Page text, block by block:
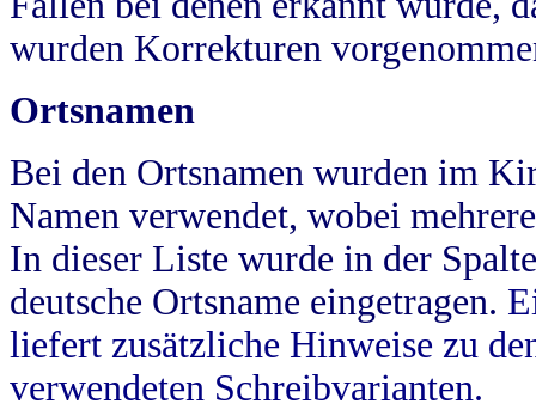
wurden Korrekturen
Ortsnamen
Bei den Ortsnamen wurden im
Namen verwendet, wobei
In dieser Liste wurde in der
deutsche Ortsname eingetragen.
liefert zusätzliche Hinweise zu
verwendeten Schreibvarianten.